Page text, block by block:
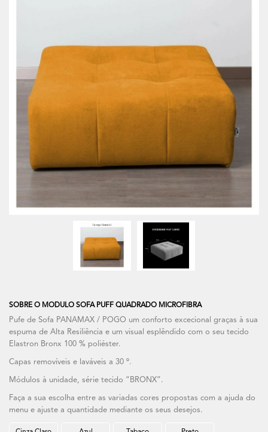
SOBRE O MODULO SOFA PUFF QUADRADO MICROFIBRA
Pufe de Sofa PANAMAX / POGO um conforto excecional graças à sua
espuma de Alta Resiliência e um visual esplêndido com o seu tecido
Elastron Bronx 100 % poliéster.
Capas removíveis e laváveis a 30 º.
Módulos à unidade, série tecido “BRONX”.
Faça a sua escolha entre as variadas cores propostas com a ajuda do
menu e ajuste a quantidade mediante os seus desejos.